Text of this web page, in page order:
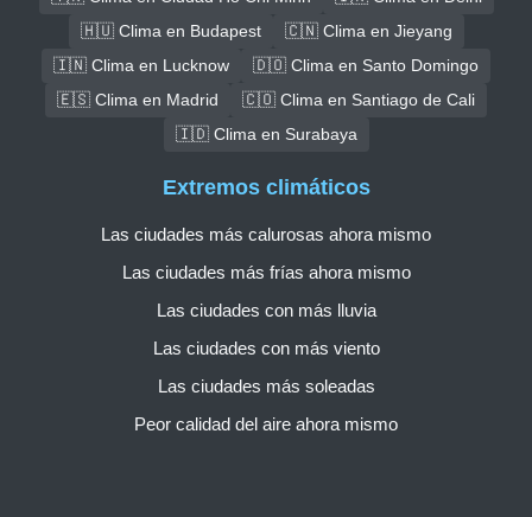
🇭🇺 Clima en Budapest
🇨🇳 Clima en Jieyang
🇮🇳 Clima en Lucknow
🇩🇴 Clima en Santo Domingo
🇪🇸 Clima en Madrid
🇨🇴 Clima en Santiago de Cali
🇮🇩 Clima en Surabaya
Extremos climáticos
Las ciudades más calurosas ahora mismo
Las ciudades más frías ahora mismo
Las ciudades con más lluvia
Las ciudades con más viento
Las ciudades más soleadas
Peor calidad del aire ahora mismo